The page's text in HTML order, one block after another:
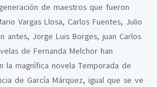
de maestros que fueron
Vargas Llosa, Carlos Fuentes, Julio
antes, Jorge Luis Borges, juan Carlos
de Fernanda Melchor han
la magnífica novela Temporada de
de García Márquez, igual que se ve